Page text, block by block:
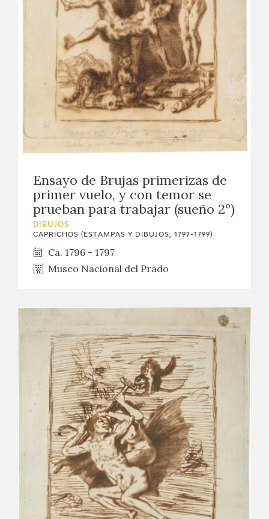
Ensayo de Brujas primerizas de
primer vuelo, y con temor se
prueban para trabajar (sueño 2º)
DIBUJOS
CAPRICHOS (ESTAMPAS Y DIBUJOS, 1797-1799)
Ca. 1796 - 1797
Museo Nacional del Prado